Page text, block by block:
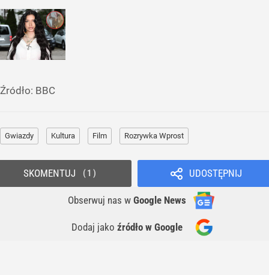
Źródło: BBC
Gwiazdy Kultura Film Rozrywka Wprost
UDOSTĘPNIJ
Obserwuj nas w Google News
Dodaj jako źródło w Google
SKOMENTUJ 1